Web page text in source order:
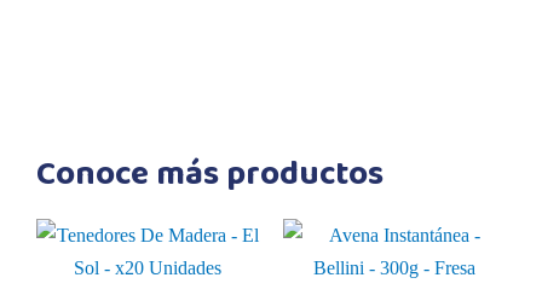
Conoce más productos